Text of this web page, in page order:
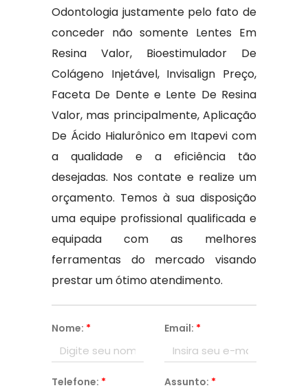
Odontologia justamente pelo fato de
conceder não somente Lentes Em
Resina Valor, Bioestimulador De
Colágeno Injetável, Invisalign Preço,
Faceta De Dente e Lente De Resina
Valor, mas principalmente, Aplicação
De Ácido Hialurônico em Itapevi com
a qualidade e a eficiência tão
desejadas. Nos contate e realize um
orçamento. Temos à sua disposição
uma equipe profissional qualificada e
equipada com as melhores
ferramentas do mercado visando
prestar um ótimo atendimento.
Nome: * Email: *
Telefone: * Assunto: *